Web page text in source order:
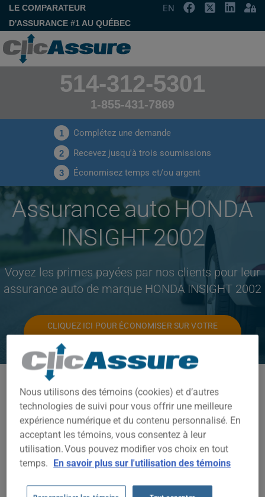
LE COMPARATEUR
D'ASSURANCE #1 AU QUÉBEC
EN
514-312-5301
1-855-431-7869
1 Complétez une demande
2 Recevez jusqu'à trois soumissions
3 Économisez temps et/ou argent
Assurance auto HONDA
INSIGHT 2002
Voyez les primes payées par nos clients pour leur
assurance auto de marque HONDA INSIGHT 2002
CLIQUEZ ICI POUR ÉCONOMISER SUR VOTRE
ASSURANCE AUTO
INSIGHT
2002
TOUTES LES VILLES
Nous utilisons des témoins (cookies) et d’autres
technologies de suivi pour vous offrir une meilleure
expérience numérique et du contenu personnalisé. En
acceptant les témoins, vous consentez à leur
utilisation. Vous pouvez modifier vos choix en tout
temps. En savoir plus sur l'utilisation des témoins